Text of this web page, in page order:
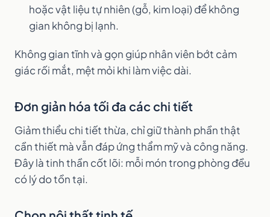
hoặc vật liệu tự nhiên (gỗ, kim loại) để không
gian không bị lạnh.
Không gian tĩnh và gọn giúp nhân viên bớt cảm
giác rối mắt, mệt mỏi khi làm việc dài.
Đơn giản hóa tối đa các chi tiết
Giảm thiểu chi tiết thừa, chỉ giữ thành phần thật
cần thiết mà vẫn đáp ứng thẩm mỹ và công năng.
Đây là tinh thần cốt lõi: mỗi món trong phòng đều
có lý do tồn tại.